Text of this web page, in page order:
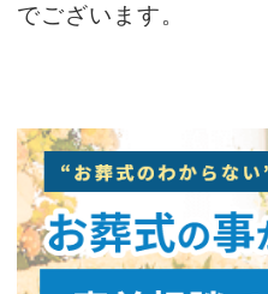
でございます。